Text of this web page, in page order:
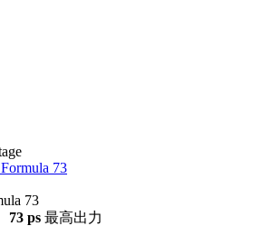
Formula 73
73
73 ps 最高出力